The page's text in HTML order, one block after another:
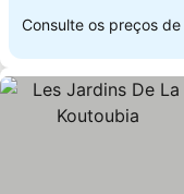
Consulte os preços de